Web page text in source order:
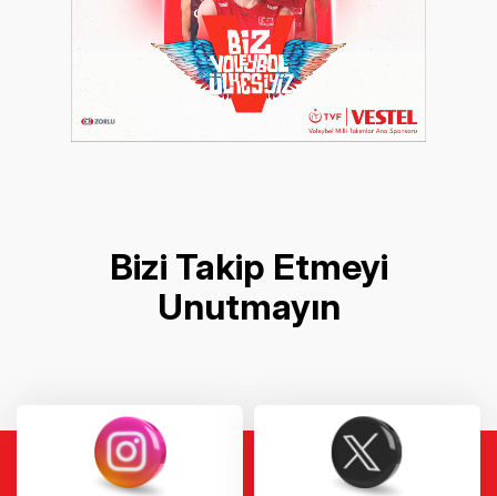
Bizi Takip Etmeyi
Unutmayın